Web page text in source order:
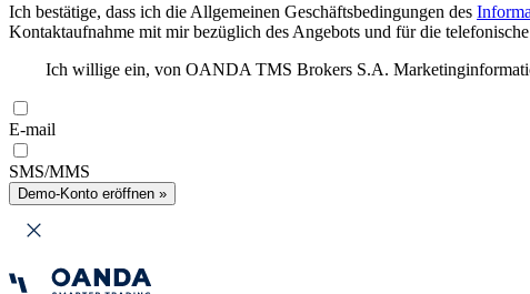
Ich bestätige, dass ich die Allgemeinen Geschäftsbedingungen des
Kontaktaufnahme mit mir bezüglich des Angebots und für die
Ich willige ein, von OANDA TMS Brokers S.A.
E-mail
SMS/MMS
Demo-Konto eröffnen »